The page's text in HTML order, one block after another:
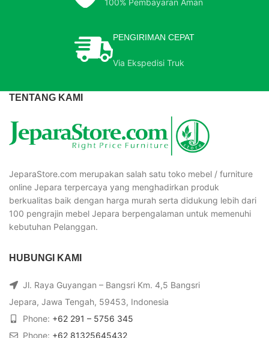
PENGIRIMAN CEPAT
Via Ekspedisi Truk
TENTANG KAMI
JeparaStore.com merupakan salah satu toko mebel / furniture
online Jepara terpercaya yang menghadirkan produk
berkualitas baik dengan harga murah serta didukung lebih dari
100 pengrajin mebel Jepara berpengalaman untuk memenuhi
kebutuhan Pelanggan.
HUBUNGI KAMI
Jl. Raya Guyangan – Bangsri Km. 4,5 Bangsri
Jepara, Jawa Tengah, 59453, Indonesia
Phone: +62 291 – 5756 345
Phone: +62 81325645432